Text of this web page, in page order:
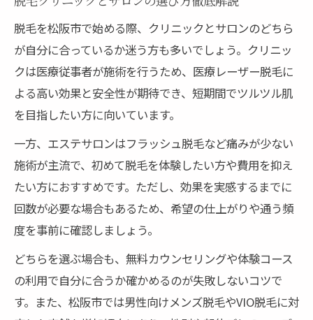
脱毛を松阪市で始める際、クリニックとサロンのどちら
が自分に合っているか迷う方も多いでしょう。クリニッ
クは医療従事者が施術を行うため、医療レーザー脱毛に
よる高い効果と安全性が期待でき、短期間でツルツル肌
を目指したい方に向いています。
一方、エステサロンはフラッシュ脱毛など痛みが少ない
施術が主流で、初めて脱毛を体験したい方や費用を抑え
たい方におすすめです。ただし、効果を実感するまでに
回数が必要な場合もあるため、希望の仕上がりや通う頻
度を事前に確認しましょう。
どちらを選ぶ場合も、無料カウンセリングや体験コース
の利用で自分に合うか確かめるのが失敗しないコツで
す。また、松阪市では男性向けメンズ脱毛やVIO脱毛に対